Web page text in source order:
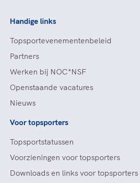
Handige links
Topsportevenementenbeleid
Partners
Werken bij NOC*NSF
Openstaande vacatures
Nieuws
Voor topsporters
Topsportstatussen
Voorzieningen voor topsporters
Downloads en links voor topsporters